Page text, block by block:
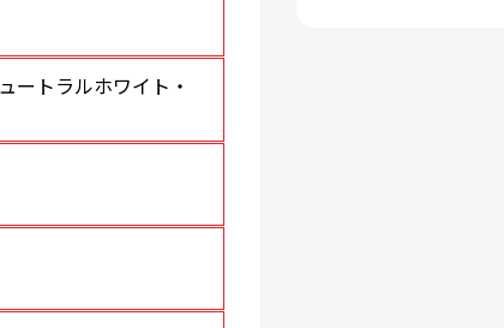
ートラルホワイト・